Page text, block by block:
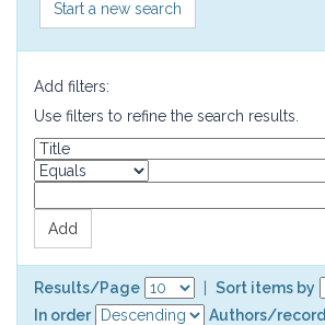
Start a new search
Add filters:
Use filters to refine the search results.
Results/Page
Sort items by
In order
Authors/record